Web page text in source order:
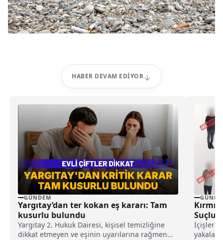
HABER DEVAM EDIYOR
GÜNDEM
Yargıtay’dan ter kokan eş kararı: Tam
kusurlu bulundu
Yargıtay 2. Hukuk Dairesi, kişisel temizliğine
dikkat etmeyen ve eşinin uyarılarına rağmen
Suçlu
İçişleri